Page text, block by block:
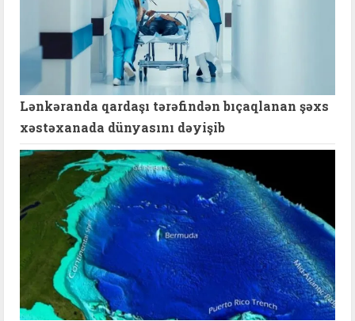
Lənkəranda qardaşı tərəfindən bıçaqlanan şəxs
xəstəxanada dünyasını dəyişib